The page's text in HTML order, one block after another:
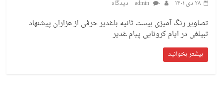
۲۸ دی ۱۴۰۱
admin ۰ دیدگاه
تصاویر رنگ آمیزی بیست ثانیه باغدیر حرفی از هزاران پیشنهاد
تبیلغی در ایام کرونایی پیام غدیر
بیشتر بخوانید